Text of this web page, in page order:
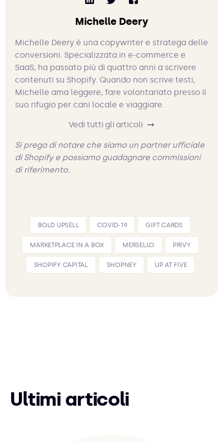
Michelle Deery
Michelle Deery è una copywriter e stratega delle
conversioni. Specializzata in e-commerce e
SaaS, ha passato più di quattro anni a scrivere
contenuti su Shopify. Quando non scrive testi,
Michelle ama leggere, fare volontariato presso il
suo rifugio per cani locale e viaggiare.
Vedi tutti gli articoli
Si prega di notare che siamo un partner ufficiale
di Shopify e possiamo guadagnare commissioni
di riferimento.
BOLD UPSELL COVID-19 GIFT CARDS
MARKETPLACE IN A BOX MERSELLO PRIVY
SHOPIFY CAPITAL SHOPNEY UP AT FIVE
Ultimi articoli